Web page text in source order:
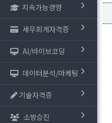
지속가능경영
세무회계자격증
AI/바이브코딩
데이터분석/마케팅
기술자격증
소방승진